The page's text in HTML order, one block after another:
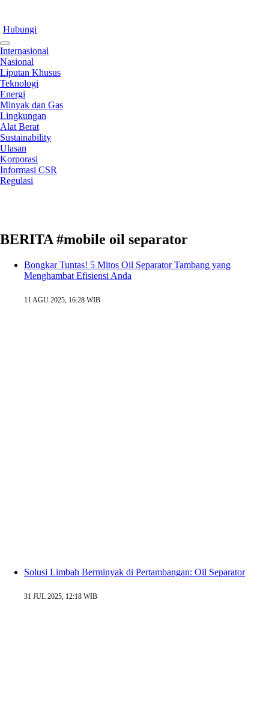
Hubungi
Internasional
Nasional
Liputan Khusus
Teknologi
Energi
Minyak dan Gas
Lingkungan
Alat Berat
Sustainability
Ulasan
Korporasi
Informasi CSR
Regulasi
BERITA #mobile oil separator
Bongkar Tuntas! 5 Mitos Oil Separator Tambang yang
Menghambat Efisiensi Anda
11 AGU 2025, 16:28 WIB
Solusi Limbah Berminyak di Pertambangan: Oil Separator
31 JUL 2025, 12:18 WIB